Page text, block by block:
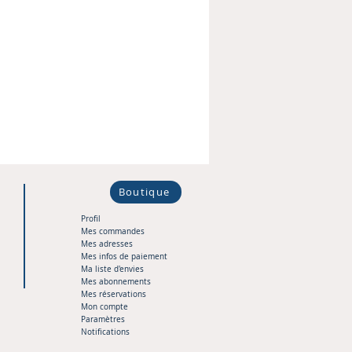
Boutique
Profil
Mes commandes
Mes adresses
Mes infos de paiement
Ma liste d'envies
Mes abonnements
Mes réservations
Mon compte
Paramètres
Notifications